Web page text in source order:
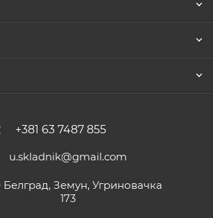
+381 63 7487 855
u.skladnik@gmail.com
Белград, Земун, Угриновачка
173